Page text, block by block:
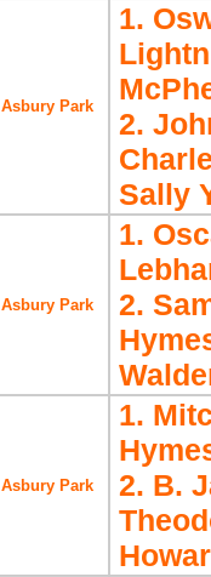
Asbury Park
1.
2.
Sally
Asbury Park
1.
2.
Asbury Park
1.
2. B.